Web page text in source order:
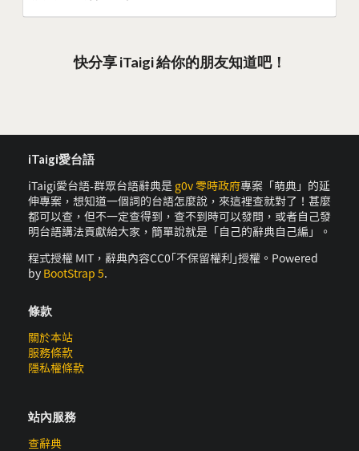
快分享 iTaigi 給你的朋友知道吧！
iTaigi愛台語
iTaigi愛台語-群眾台語辭典是 g0v 零時政府專案「萌典」的延
伸專案，想知道一個詞的台語怎麼說，來這裡查就對了！甚麼
都可以查，但不一定查得到，查不到時可以發問，或者自己發
明台語講法貢獻給大家，簡單說就是「自己的辭典自己編」。
程式授權 MIT，辭典內容CC0｢不保留權利｣授權。Powered
by BootStrap 5.
條款
關於本站
服務條款
隱私權條款
站內服務
查辭典